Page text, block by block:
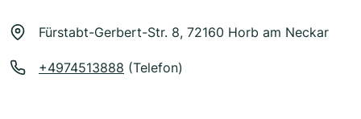
Fürstabt-Gerbert-Str. 8, 72160 Horb am Neckar
+4974513888 (Telefon)